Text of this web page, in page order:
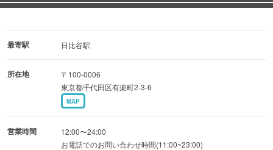
大切な方と素敵な時間をお過ごしください〜
最寄駅 日比谷駅
所在地
〒100-0006
東京都千代田区有楽町2-3-6
MAP
営業時間
12:00〜24:00
お電話でのお問い合わせ時間(11:00~23:00)